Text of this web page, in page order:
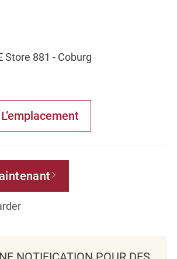
Store 881 - Coburg